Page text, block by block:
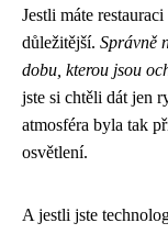
Jestli máte
důležitější. Správně
dobu, kterou jsou
jste si chtěli dát jen
atmosféra byla tak
osvětlení.
A jestli jste